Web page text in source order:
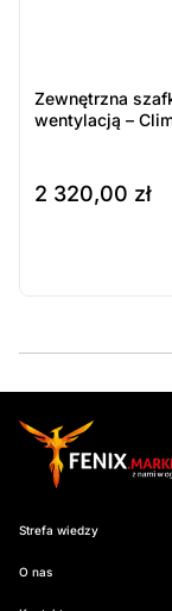
Zewnętrzna
wentylacją –
2 320,00 zł
Strefa wiedzy
O nas